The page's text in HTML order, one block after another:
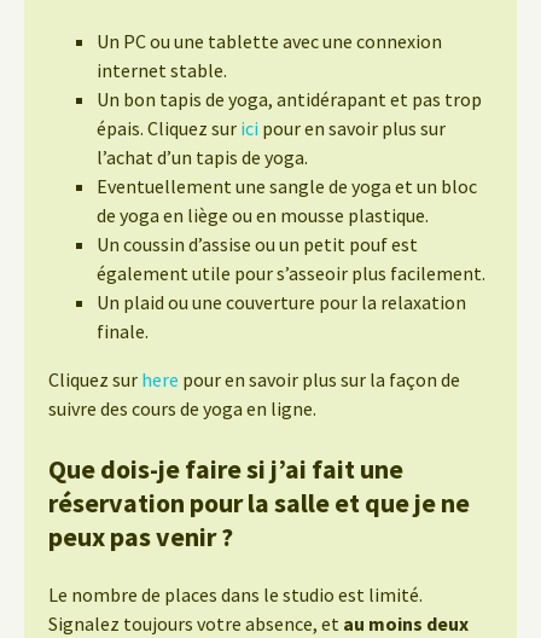
Un PC ou une tablette avec une connexion
internet stable.
Un bon tapis de yoga, antidérapant et pas trop
épais. Cliquez sur ici pour en savoir plus sur
l’achat d’un tapis de yoga.
Eventuellement une sangle de yoga et un bloc
de yoga en liège ou en mousse plastique.
Un coussin d’assise ou un petit pouf est
également utile pour s’asseoir plus facilement.
Un plaid ou une couverture pour la relaxation
finale.
Cliquez sur here pour en savoir plus sur la façon de
suivre des cours de yoga en ligne.
Que dois-je faire si j’ai fait une
réservation pour la salle et que je ne
peux pas venir ?
Le nombre de places dans le studio est limité.
Signalez toujours votre absence, et au moins deux